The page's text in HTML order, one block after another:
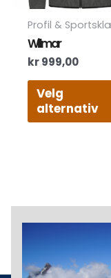
Profil &
Willmar
kr999,00
Velg
alternativ